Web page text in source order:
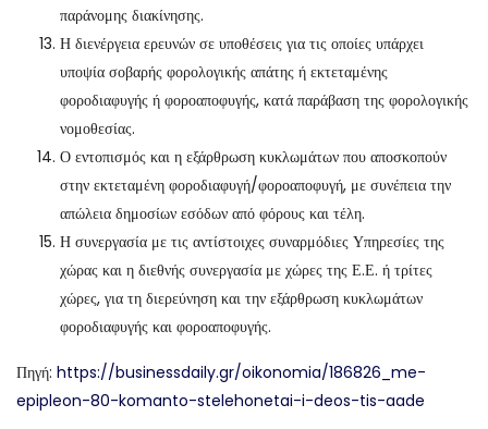
παράνομης διακίνησης.
Η διενέργεια ερευνών σε υποθέσεις για τις οποίες υπάρχει
υποψία σοβαρής φορολογικής απάτης ή εκτεταμένης
φοροδιαφυγής ή φοροαποφυγής, κατά παράβαση της φορολογικής
νομοθεσίας.
Ο εντοπισμός και η εξάρθρωση κυκλωμάτων που αποσκοπούν
στην εκτεταμένη φοροδιαφυγή/φοροαποφυγή, με συνέπεια την
απώλεια δημοσίων εσόδων από φόρους και τέλη.
Η συνεργασία με τις αντίστοιχες συναρμόδιες Υπηρεσίες της
χώρας και η διεθνής συνεργασία με χώρες της Ε.Ε. ή τρίτες
χώρες, για τη διερεύνηση και την εξάρθρωση κυκλωμάτων
φοροδιαφυγής και φοροαποφυγής.
Πηγή: https://businessdaily.gr/oikonomia/186826_me-
epipleon-80-komanto-stelehonetai-i-deos-tis-aade